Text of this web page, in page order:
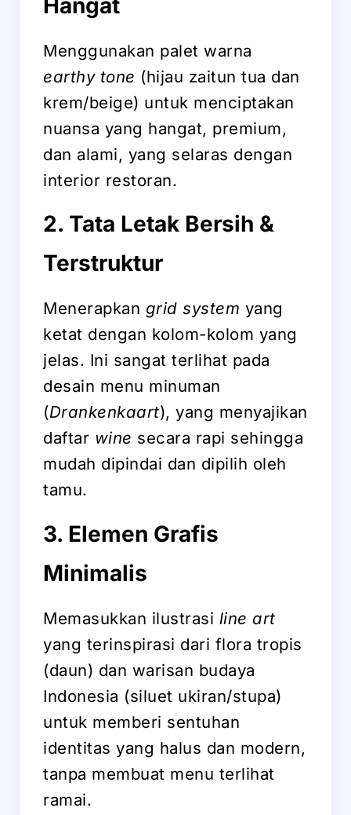
Menggunakan palet warna
earthy tone (hijau zaitun tua dan
krem/beige) untuk menciptakan
nuansa yang hangat, premium,
dan alami, yang selaras dengan
interior restoran.
2. Tata Letak Bersih &
Terstruktur
Menerapkan grid system yang
ketat dengan kolom-kolom yang
jelas. Ini sangat terlihat pada
desain menu minuman
(Drankenkaart), yang menyajikan
daftar wine secara rapi sehingga
mudah dipindai dan dipilih oleh
tamu.
3. Elemen Grafis
Minimalis
Memasukkan ilustrasi line art
yang terinspirasi dari flora tropis
(daun) dan warisan budaya
Indonesia (siluet ukiran/stupa)
untuk memberi sentuhan
identitas yang halus dan modern,
tanpa membuat menu terlihat
ramai.